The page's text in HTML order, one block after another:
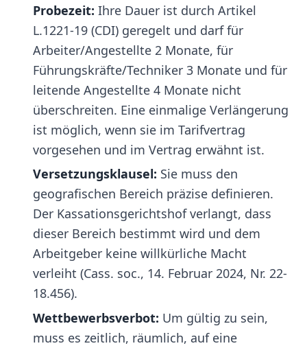
Probezeit: Ihre Dauer ist durch Artikel
L.1221-19 (CDI) geregelt und darf für
Arbeiter/Angestellte 2 Monate, für
Führungskräfte/Techniker 3 Monate und für
leitende Angestellte 4 Monate nicht
überschreiten. Eine einmalige Verlängerung
ist möglich, wenn sie im Tarifvertrag
vorgesehen und im Vertrag erwähnt ist.
Versetzungsklausel: Sie muss den
geografischen Bereich präzise definieren.
Der Kassationsgerichtshof verlangt, dass
dieser Bereich bestimmt wird und dem
Arbeitgeber keine willkürliche Macht
verleiht (Cass. soc., 14. Februar 2024, Nr. 22-
18.456).
Wettbewerbsverbot: Um gültig zu sein,
muss es zeitlich, räumlich, auf eine